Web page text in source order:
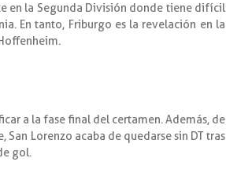
en la Segunda División donde tiene difícil
En tanto, Friburgo es la revelación en la
a la fase final del certamen. Además, de
Lorenzo acaba de quedarse sin DT tras
gol.